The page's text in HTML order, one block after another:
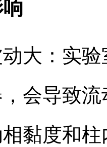
大：实
会导致
黏度和